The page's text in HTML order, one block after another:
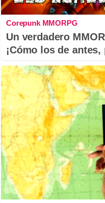
Corepunk MMORPG
Un verdadero
¡Cómo los de